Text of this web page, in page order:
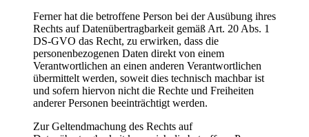
Ferner hat die betroffene Person bei der Ausübung ihres
Rechts auf Datenübertragbarkeit gemäß Art. 20 Abs. 1
DS-GVO das Recht, zu erwirken, dass die
personenbezogenen Daten direkt von einem
Verantwortlichen an einen anderen Verantwortlichen
übermittelt werden, soweit dies technisch machbar ist
und sofern hiervon nicht die Rechte und Freiheiten
anderer Personen beeinträchtigt werden.
Zur Geltendmachung des Rechts auf